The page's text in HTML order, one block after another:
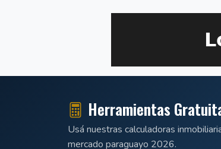
Herramientas
Usá nuestras calculadoras
mercado paraguayo 2026.